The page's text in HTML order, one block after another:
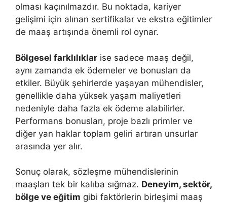
olması kaçınılmazdır. Bu noktada, kariyer
gelişimi için alınan sertifikalar ve ekstra eğitimler
de maaş artışında önemli rol oynar.
Bölgesel farklılıklar ise sadece maaş değil,
aynı zamanda ek ödemeler ve bonusları da
etkiler. Büyük şehirlerde yaşayan mühendisler,
genellikle daha yüksek yaşam maliyetleri
nedeniyle daha fazla ek ödeme alabilirler.
Performans bonusları, proje bazlı primler ve
diğer yan haklar toplam geliri artıran unsurlar
arasında yer alır.
Sonuç olarak, sözleşme mühendislerinin
maaşları tek bir kalıba sığmaz. Deneyim, sektör,
bölge ve eğitim gibi faktörlerin birleşimi maaş